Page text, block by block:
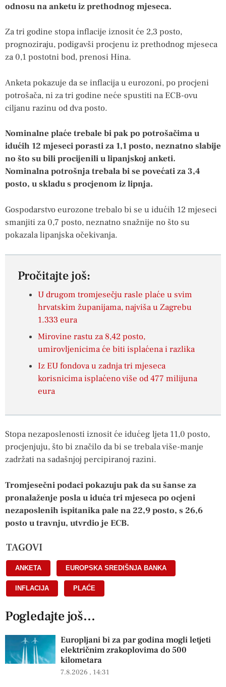
odnosu na anketu iz prethodnog mjeseca.
Za tri godine stopa inflacije iznosit će 2,3 posto,
prognoziraju, podigavši procjenu iz prethodnog mjeseca
za 0,1 postotni bod, prenosi Hina.
Anketa pokazuje da se inflacija u eurozoni, po procjeni
potrošača, ni za tri godine neće spustiti na ECB-ovu
ciljanu razinu od dva posto.
Nominalne plaće trebale bi pak po potrošačima u
idućih 12 mjeseci porasti za 1,1 posto, neznatno slabije
no što su bili procijenili u lipanjskoj anketi.
Nominalna potrošnja trebala bi se povećati za 3,4
posto, u skladu s procjenom iz lipnja.
Gospodarstvo eurozone trebalo bi se u idućih 12 mjeseci
smanjiti za 0,7 posto, neznatno snažnije no što su
pokazala lipanjska očekivanja.
Pročitajte još:
U drugom tromjesečju rasle plaće u svim
hrvatskim županijama, najviša u Zagrebu
1.333 eura
Mirovine rastu za 8,42 posto,
umirovljenicima će biti isplaćena i razlika
Iz EU fondova u zadnja tri mjeseca
korisnicima isplaćeno više od 477 milijuna
eura
Stopa nezaposlenosti iznosit će idućeg ljeta 11,0 posto,
procjenjuju, što bi značilo da bi se trebala više-manje
zadržati na sadašnjoj percipiranoj razini.
Tromjesečni podaci pokazuju pak da su šanse za
pronalaženje posla u iduća tri mjeseca po ocjeni
nezaposlenih ispitanika pale na 22,9 posto, s 26,6
posto u travnju, utvrdio je ECB.
TAGOVI
ANKETA EUROPSKA SREDIŠNJA BANKA
INFLACIJA PLAĆE
Pogledajte još...
Europljani bi za par godina mogli letjeti
električnim zrakoplovima do 500
kilometara
7.8.2026 14:31